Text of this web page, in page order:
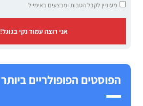
מעוניין לקבל הטבות ומבצעים באימייל
אני רוצה עמוד נקי בגוגל!
הפוסטים הפופולריים ביותר